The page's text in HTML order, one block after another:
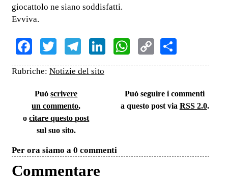
giocattolo ne siano soddisfatti.
Evviva.
Facebook
TwitterTelegram
LinkedInWhatsApp
Copy
Link
Rubriche: Notizie del sito
Puòscrivere
un commento,
ocitare questo post
sul suo sito.
Può seguire i commenti
a questo post via RSS 2.0.
Per ora siamo a 0 commenti
Commentare